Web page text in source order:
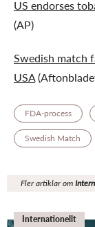
US endorses
(AP)
Swedish match
USA
FDA-process
Swedish Match
Fler artiklar om
Internationellt